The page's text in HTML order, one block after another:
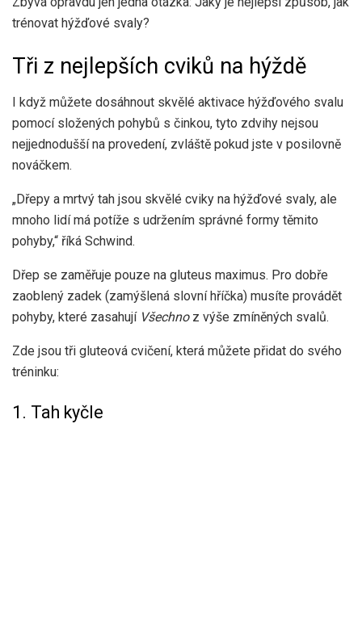
trénovat hýžďové svaly?
Tři z nejlepších cviků na hýždě
I když můžete dosáhnout skvělé aktivace hýžďového svalu
pomocí složených pohybů s činkou, tyto zdvihy nejsou
nejjednodušší na provedení, zvláště pokud jste v posilovně
nováčkem.
„Dřepy a mrtvý tah jsou skvělé cviky na hýžďové svaly, ale
mnoho lidí má potíže s udržením správné formy těmito
pohyby,“ říká Schwind.
Dřep se zaměřuje pouze na gluteus maximus. Pro dobře
zaoblený zadek (zamýšlená slovní hříčka) musíte provádět
pohyby, které zasahují Všechnoz výše zmíněných svalů.
Zde jsou tři gluteová cvičení, která můžete přidat do svého
tréninku:
1. Tah kyčle